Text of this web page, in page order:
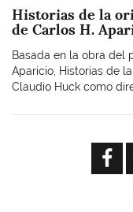
Historias de la
de Carlos H.
Basada en la obra del
Aparicio, Historias de
Claudio Huck como